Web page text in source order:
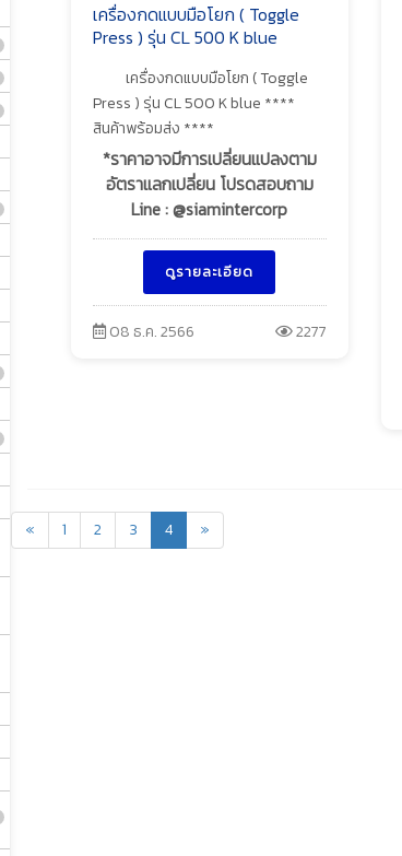
เครื่องกดแบบมือโยก ( Toggle
Press ) รุ่น CL 500 K blue
เครื่องกดแบบมือโยก ( Toggle
Press ) รุ่น CL 500 K blue ****
สินค้าพร้อมส่ง ****
*ราคาอาจมีการเปลี่ยนแปลงตาม
อัตราแลกเปลี่ยน โปรดสอบถาม
Line : @siamintercorp
ดูรายละเอียด
08 ธ.ค. 2566 2277
« 1 2 3 4 »